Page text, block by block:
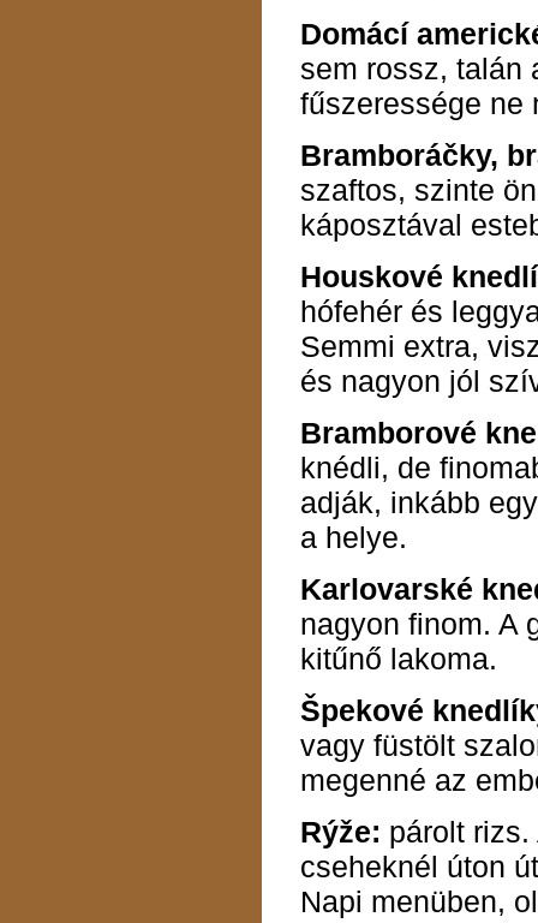
Domácí
sem rossz, talán
fűszeressége ne
Bramboráčky,
szaftos, szinte
káposztával
Houskové
hófehér és
Semmi extra,
és nagyon jól
Bramborové
knédli, de
adják, inkább
a helye.
Karlovarské
nagyon finom. A
kitűnő lakoma.
Špekové
vagy füstölt
megenné az
Rýže: párolt
cseheknél úton
Napi menüben,